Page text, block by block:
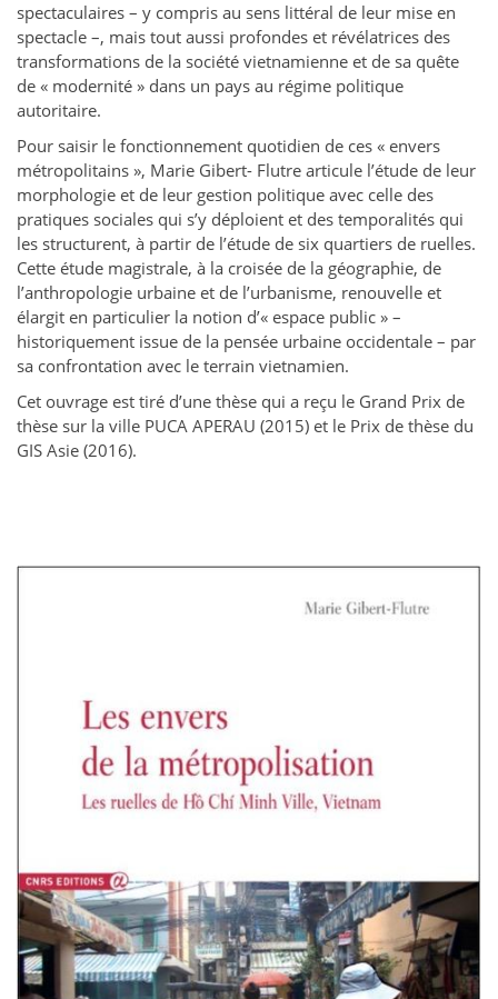
spectaculaires – y compris au sens littéral de leur mise en
spectacle –, mais tout aussi profondes et révélatrices des
transformations de la société vietnamienne et de sa quête
de « modernité » dans un pays au régime politique
autoritaire.
Pour saisir le fonctionnement quotidien de ces « envers
métropolitains », Marie Gibert- Flutre articule l’étude de leur
morphologie et de leur gestion politique avec celle des
pratiques sociales qui s’y déploient et des temporalités qui
les structurent, à partir de l’étude de six quartiers de ruelles.
Cette étude magistrale, à la croisée de la géographie, de
l’anthropologie urbaine et de l’urbanisme, renouvelle et
élargit en particulier la notion d’« espace public » –
historiquement issue de la pensée urbaine occidentale – par
sa confrontation avec le terrain vietnamien.
Cet ouvrage est tiré d’une thèse qui a reçu le Grand Prix de
thèse sur la ville PUCA APERAU (2015) et le Prix de thèse du
GIS Asie (2016).